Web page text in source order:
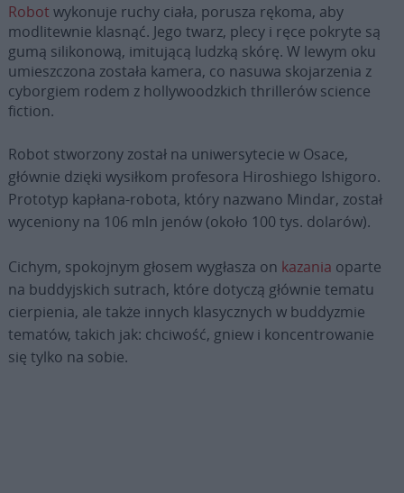
Robot wykonuje ruchy ciała, porusza rękoma, aby
modlitewnie klasnąć. Jego twarz, plecy i ręce pokryte są
gumą silikonową, imitującą ludzką skórę. W lewym oku
umieszczona została kamera, co nasuwa skojarzenia z
cyborgiem rodem z hollywoodzkich thrillerów science
fiction.
Robot stworzony został na uniwersytecie w Osace,
głównie dzięki wysiłkom profesora Hiroshiego Ishigoro.
Prototyp kapłana-robota, który nazwano Mindar, został
wyceniony na 106 mln jenów (około 100 tys. dolarów).
Cichym, spokojnym głosem wygłasza on kazania oparte
na buddyjskich sutrach, które dotyczą głównie tematu
cierpienia, ale także innych klasycznych w buddyzmie
tematów, takich jak: chciwość, gniew i koncentrowanie
się tylko na sobie.